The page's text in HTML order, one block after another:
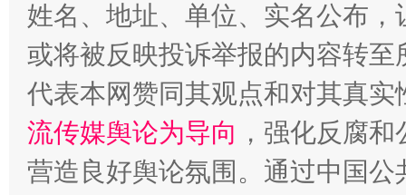
这是一记警钟！ 谢
姓名、地址、单位、实名公布
或将被反映投诉举报的内容转
代表本网赞同其观点和对其真实
流传媒舆论为导向 ，强化反腐
营造良好舆论氛围。通过中国